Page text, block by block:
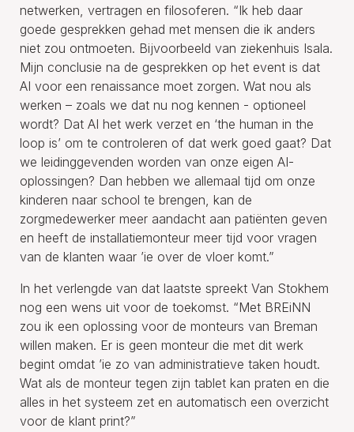
netwerken, vertragen en filosoferen. “Ik heb daar
goede gesprekken gehad met mensen die ik anders
niet zou ontmoeten. Bijvoorbeeld van ziekenhuis Isala.
Mijn conclusie na de gesprekken op het event is dat
AI voor een renaissance moet zorgen. Wat nou als
werken – zoals we dat nu nog kennen - optioneel
wordt? Dat AI het werk verzet en ‘the human in the
loop is’ om te controleren of dat werk goed gaat? Dat
we leidinggevenden worden van onze eigen AI-
oplossingen? Dan hebben we allemaal tijd om onze
kinderen naar school te brengen, kan de
zorgmedewerker meer aandacht aan patiënten geven
en heeft de installatiemonteur meer tijd voor vragen
van de klanten waar ’ie over de vloer komt.”
In het verlengde van dat laatste spreekt Van Stokhem
nog een wens uit voor de toekomst. “Met BREiNN
zou ik een oplossing voor de monteurs van Breman
willen maken. Er is geen monteur die met dit werk
begint omdat ’ie zo van administratieve taken houdt.
Wat als de monteur tegen zijn tablet kan praten en die
alles in het systeem zet en automatisch een overzicht
voor de klant print?”